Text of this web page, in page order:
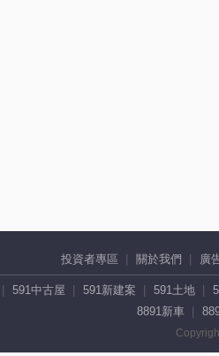
投資者專區 關於我們 廣
591中古屋 591新建案 591土地
8891新車